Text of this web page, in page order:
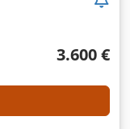
3.600 €